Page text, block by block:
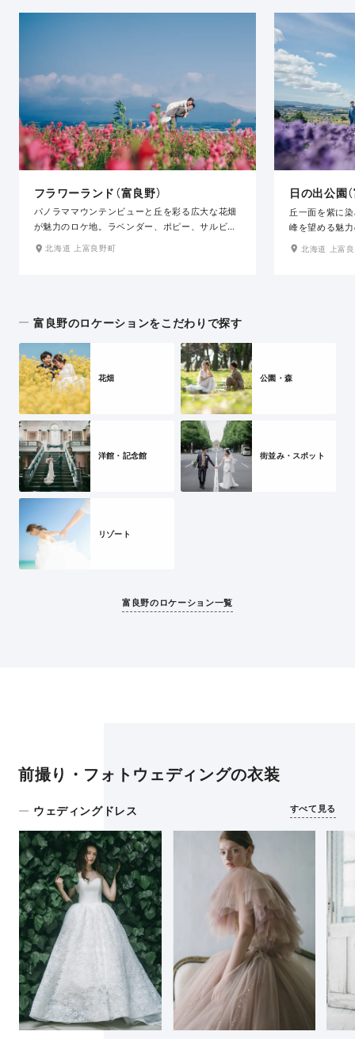
フラワーランド（富良野）
パノラママウンテンビューと丘を彩る広大な花畑
が魅力のロケ地。ラベンダー、ポピー、サルビ
ア、ひまわり、マリーゴールドなど、季節により
セスの良さも魅力です。6月下旬〜9月上旬限定の
ロケ地です。
北海道 上富良野町
日の出公園
丘一面を紫に
峰を望める魅
心に季節折々
祥の地、上富
北海道 上富
富良野のロケーションをこだわりで探す
花畑 公園・森
洋館・記念館 街並み・スポット
リゾート
富良野のロケーション一覧
前撮り・フォトウェディングの衣装
ウェディングドレス すべて見る